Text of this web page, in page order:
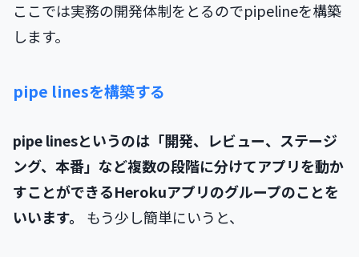
ここでは実務の開発体制をとるのでpipelineを構築
します。
pipe linesを構築する
pipe linesというのは「開発、レビュー、ステージ
ング、本番」など複数の段階に分けてアプリを動か
すことができるHerokuアプリのグループのことを
いいます。
もう少し簡単にいうと、